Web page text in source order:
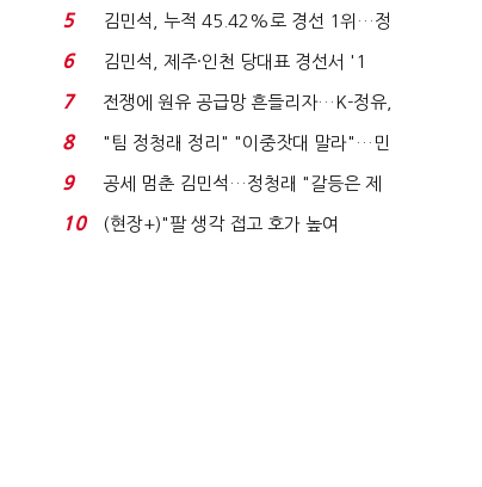
'1위 탈환'(종합)...
5
김민석, 누적 45.42%로 경선 1위…정
청래와 격차 0.86%p(...
6
김민석, 제주·인천 당대표 경선서 '1
위'(1보)...
7
전쟁에 원유 공급망 흔들리자…K-정유,
에너지안보 핵심...
8
"팀 정청래 정리" "이중잣대 말라"…민
주 최고위원 계파 다...
9
공세 멈춘 김민석…정청래 "갈등은 제
가 수습"
10
(현장+)"팔 생각 접고 호가 높여